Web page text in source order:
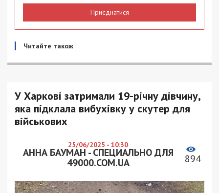
Приєднатися
Читайте також
У Харкові затримали 19-річну дівчину,
яка підклала вибухівку у скутер для
військових
25/06/2025 - 10:30
АННА БАУМАН - СПЕЦИАЛЬНО ДЛЯ
49000.COM.UA
894